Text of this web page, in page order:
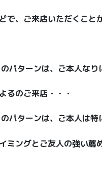
で、ご来店いただくこと
パターンは、ご本人な
るのご来店・・・
パターンは、ご本人は
ミングとご友人の強い薦